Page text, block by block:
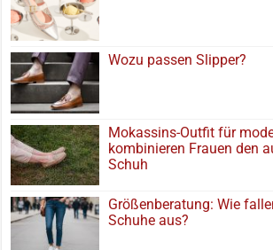
Wozu passen Slipper?
Mokassins-Outfit für
kombinieren Frauen den
Schuh
Größenberatung: Wie
Schuhe aus?